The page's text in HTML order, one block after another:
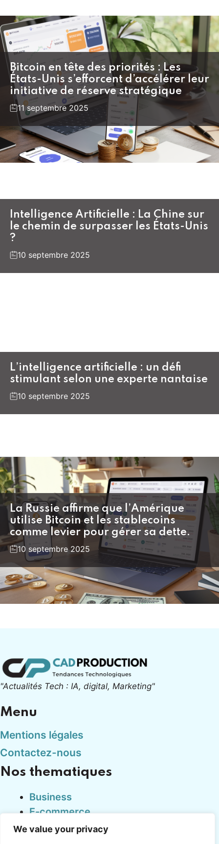
We value your privacy
Bitcoin en tête des priorités : Les
États-Unis s’efforcent d’accélérer leur
initiative de réserve stratégique
11 septembre 2025
Intelligence Artificielle : La Chine sur
le chemin de surpasser les États-Unis
?
10 septembre 2025
L’intelligence artificielle : un défi
stimulant selon une experte nantaise
10 septembre 2025
La Russie affirme que l’Amérique
utilise Bitcoin et les stablecoins
comme levier pour gérer sa dette.
10 septembre 2025
"Actualités Tech : IA, digital, Marketing"
Menu
Mentions légales
Contactez-nous
Nos thematiques
Business
E-commerce
Finance